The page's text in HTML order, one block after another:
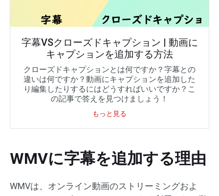
字幕VSクローズドキャプション | 動画に
キャプションを追加する方法
クローズドキャプションとは何ですか？字幕との
違いは何ですか？動画にキャプションを追加した
り編集したりするにはどうすればいいですか？こ
の記事で答えを見つけましょう！
もっと見る
WMVに字幕を追加する理由
WMVは、オンライン動画のストリーミングおよ